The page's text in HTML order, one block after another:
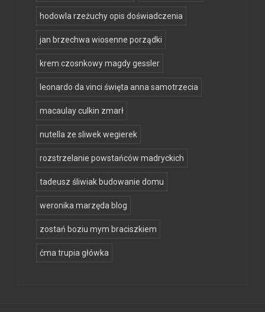
hodowla rzeżuchy opis doświadczenia
jan brzechwa wiosenne porządki
krem czosnkowy magdy gessler
leonardo da vinci święta anna samotrzecia
macaulay culkin zmarł
nutella ze sliwek wegierek
rozstrzelanie powstańców madryckich
tadeusz śliwiak budowanie domu
weronika marzęda blog
zostań boziu mym braciszkiem
ćma trupia główka